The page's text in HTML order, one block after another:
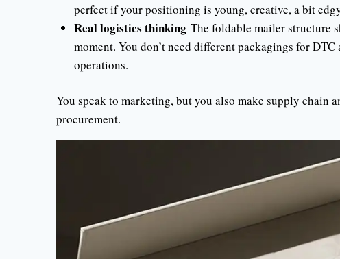
perfect if your positioning is young, creative, a bit
Real logistics thinkingThe foldable mailer structure
moment. You don’t need different packagings for
operations.
You speak to marketing, but you also make supply chain
procurement.